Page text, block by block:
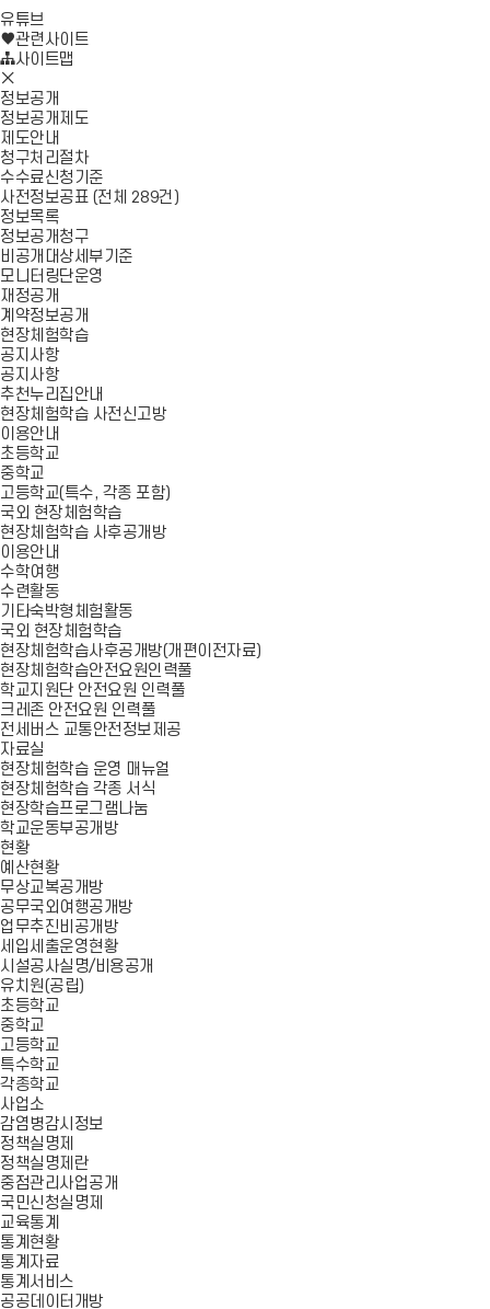
기
유튜브
로
가
관련사이트
사이트맵
모
바
일
메
뉴
닫
기
정보공개
정보공개제도
제도안내
청구처리절차
수수료신청기준
사전정보공표 (전체 289건)
정보목록
정보공개청구
비공개대상세부기준
모니터링단운영
재정공개
계약정보공개
현장체험학습
공지사항
공지사항
추천누리집안내
현장체험학습 사전신고방
이용안내
초등학교
중학교
고등학교(특수, 각종 포함)
국외 현장체험학습
현장체험학습 사후공개방
이용안내
수학여행
수련활동
기타숙박형체험활동
국외 현장체험학습
현장체험학습사후공개방(개편이전자료)
현장체험학습안전요원인력풀
학교지원단 안전요원 인력풀
크레존 안전요원 인력풀
전세버스 교통안전정보제공
자료실
현장체험학습 운영 매뉴얼
현장체험학습 각종 서식
현장학습프로그램나눔
학교운동부공개방
현황
예산현황
무상교복공개방
공무국외여행공개방
업무추진비공개방
세입세출운영현황
시설공사실명/비용공개
유치원(공립)
초등학교
중학교
고등학교
특수학교
각종학교
사업소
감염병감시정보
정책실명제
정책실명제란
중점관리사업공개
국민신청실명제
교육통계
통계현황
통계자료
통계서비스
공공데이터개방